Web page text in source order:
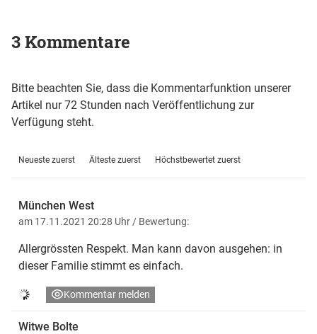
3 Kommentare
Bitte beachten Sie, dass die Kommentarfunktion unserer
Artikel nur 72 Stunden nach Veröffentlichung zur
Verfügung steht.
Neueste zuerst Älteste zuerst Höchstbewertet zuerst
München West
am 17.11.2021 20:28 Uhr / Bewertung:
Allergrössten Respekt. Man kann davon ausgehen: in
dieser Familie stimmt es einfach.
Kommentar melden
Witwe Bolte